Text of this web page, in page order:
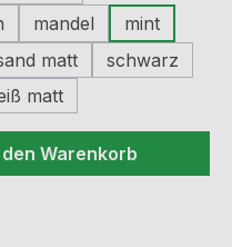
mandel
mint
matt
schwarz
matt
den
den Warenkorb